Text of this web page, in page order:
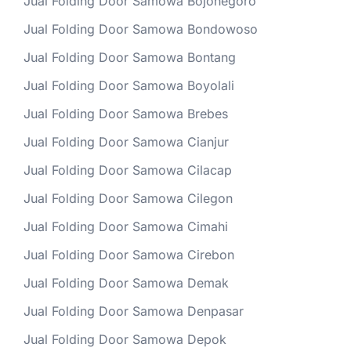
Jual Folding Door Samowa Bondowoso
Jual Folding Door Samowa Bontang
Jual Folding Door Samowa Boyolali
Jual Folding Door Samowa Brebes
Jual Folding Door Samowa Cianjur
Jual Folding Door Samowa Cilacap
Jual Folding Door Samowa Cilegon
Jual Folding Door Samowa Cimahi
Jual Folding Door Samowa Cirebon
Jual Folding Door Samowa Demak
Jual Folding Door Samowa Denpasar
Jual Folding Door Samowa Depok